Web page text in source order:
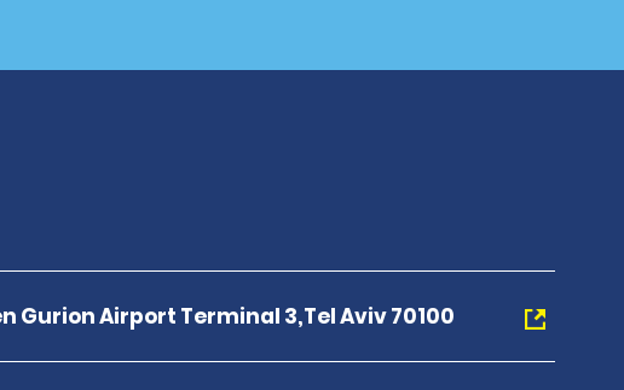
Gurion Airport Terminal 3,Tel Aviv 70100